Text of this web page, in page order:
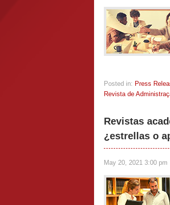
Posted in: Press
Revista de
Revistas
¿estrellas o
May 20, 2021 3:00 pm